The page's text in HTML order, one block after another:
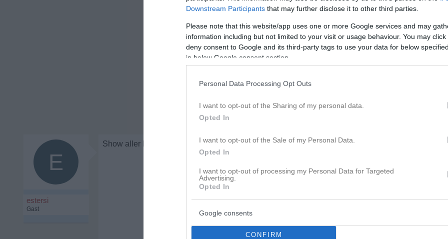
Downstream Participants that may further disclose it to other third parties.
Please note that this website/app uses one or more Google services and may
information including but not limited to your visit or usage behaviour. You may
deny consent to Google and its third-party tags to use your data for below
in below Google consent section.
Personal Data Processing Opt Outs
I want to opt-out of the Sharing of my personal data.
Opted In
I want to opt-out of the Sale of my Personal Data.
Opted In
I want to opt-out of processing my Personal Data for Targeted
Advertising.
Opted In
Google consents
CONFIRM
E
estersi
Gast
Show aller Beteiligten.